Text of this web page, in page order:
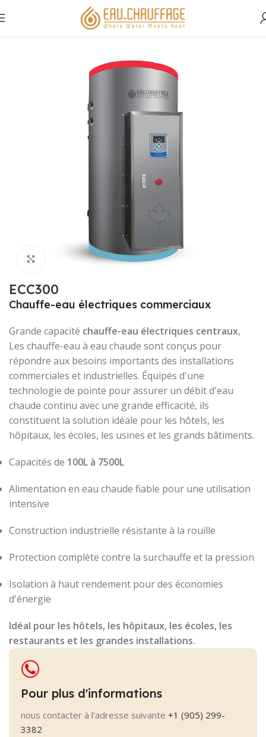
Commercial
Cliquez pour agrandir
ECC300
Chauffe-eau électriques commerciaux
Grande capacité chauffe-eau électriques centraux,
Les chauffe-eau à eau chaude sont conçus pour
répondre aux besoins importants des installations
commerciales et industrielles. Équipés d'une
technologie de pointe pour assurer un débit d'eau
chaude continu avec une grande efficacité, ils
constituent la solution idéale pour les hôtels, les
hôpitaux, les écoles, les usines et les grands bâtiments.
Capacités de 100L à 7500L
Alimentation en eau chaude fiable pour une utilisation
intensive
Construction industrielle résistante à la rouille
Protection complète contre la surchauffe et la pression
Isolation à haut rendement pour des économies
d'énergie
Idéal pour les hôtels, les hôpitaux, les écoles, les
restaurants et les grandes installations.
Pour plus d'informations
nous contacter à l'adresse suivante +1 (905) 299-
3382